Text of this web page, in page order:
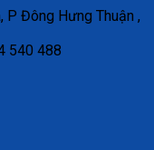
P Đông Hưng Thuận ,
540 488